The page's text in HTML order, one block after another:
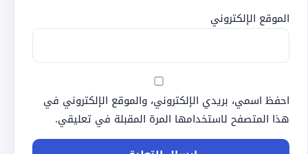
الموقع الإلكتروني
احفظ اسمي، بريدي الإلكتروني، والموقع الإلكتروني في
هذا المتصفح لاستخدامها المرة المقبلة في تعليقي.